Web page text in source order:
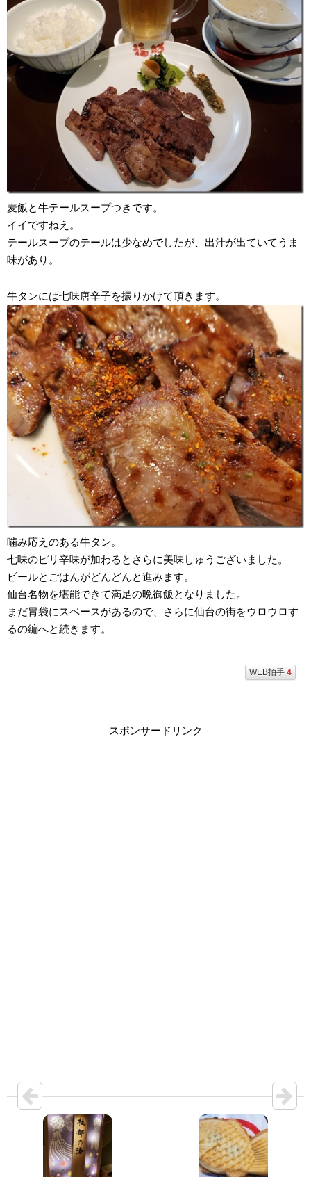
麦飯と牛テールスープつきです。
イイですねえ。
テールスープのテールは少なめでしたが、出汁が出ていてうま
味があり。
牛タンには七味唐辛子を振りかけて頂きます。
噛み応えのある牛タン。
七味のピリ辛味が加わるとさらに美味しゅうございました。
ビールとごはんがどんどんと進みます。
仙台名物を堪能できて満足の晩御飯となりました。
まだ胃袋にスペースがあるので、さらに仙台の街をウロウロす
るの編へと続きます。
WEB拍手 4
スポンサードリンク